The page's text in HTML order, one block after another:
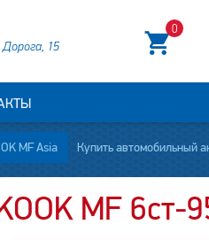
0
Дорога, 15
MF Asia Купить автомобильный аккумулятор
MF 6ст-